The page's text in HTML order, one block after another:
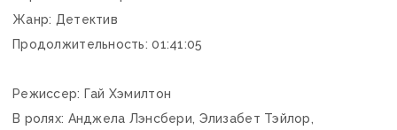
Жанр: Детектив
Продолжительность: 01:41:05
Режиссер: Гай Хэмилтон
В ролях: Анджела Лэнсбери, Элизабет Тэйлор,